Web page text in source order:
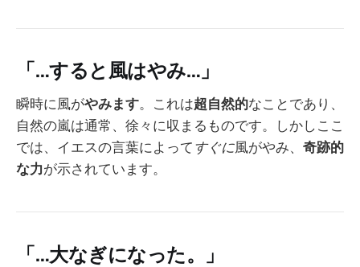
「…すると風はやみ…」
瞬時に風がやみます。これは超自然的なことであり、
自然の嵐は通常、徐々に収まるものです。しかしここ
では、イエスの言葉によってすぐに風がやみ、 奇跡的
な力が示されています。
「…大なぎになった。」